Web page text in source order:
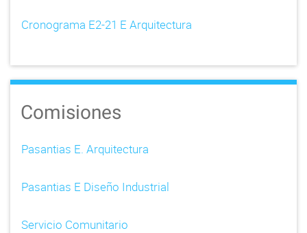
Cronograma E2-21 E Arquitectura
Comisiones
Pasantias E. Arquitectura
Pasantias E Diseño Industrial
Servicio Comunitario